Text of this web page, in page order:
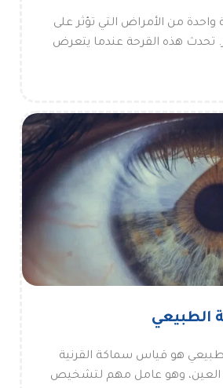
واحدة من الأمراض التي تؤثر على
تحدث هذه القرحة عندما يتعرض
الطبيعي
هو قياس سماكة القرنية
العين، وهو عامل مهم لتشخيص